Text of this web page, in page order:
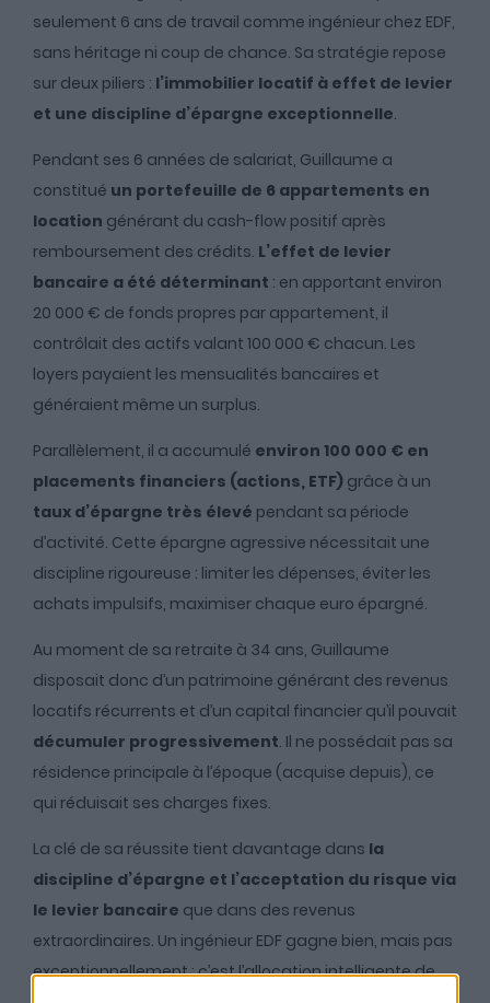
seulement 6 ans de travail comme ingénieur chez EDF,
sans héritage ni coup de chance. Sa stratégie repose
sur deux piliers : l’immobilier locatif à effet de levier
et une discipline d’épargne exceptionnelle.
Pendant ses 6 années de salariat, Guillaume a
constitué un portefeuille de 6 appartements en
location générant du cash-flow positif après
remboursement des crédits. L’effet de levier
bancaire a été déterminant : en apportant environ
20 000 € de fonds propres par appartement, il
contrôlait des actifs valant 100 000 € chacun. Les
loyers payaient les mensualités bancaires et
généraient même un surplus.
Parallèlement, il a accumulé environ 100 000 € en
placements financiers (actions, ETF) grâce à un
taux d’épargne très élevé pendant sa période
d’activité. Cette épargne agressive nécessitait une
discipline rigoureuse : limiter les dépenses, éviter les
achats impulsifs, maximiser chaque euro épargné.
Au moment de sa retraite à 34 ans, Guillaume
disposait donc d’un patrimoine générant des revenus
locatifs récurrents et d’un capital financier qu’il pouvait
décumuler progressivement. Il ne possédait pas sa
résidence principale à l’époque (acquise depuis), ce
qui réduisait ses charges fixes.
La clé de sa réussite tient davantage dans la
discipline d’épargne et l’acceptation du risque via
le levier bancaire que dans des revenus
extraordinaires. Un ingénieur EDF gagne bien, mais pas
exceptionnellement : c’est l’allocation intelligente de